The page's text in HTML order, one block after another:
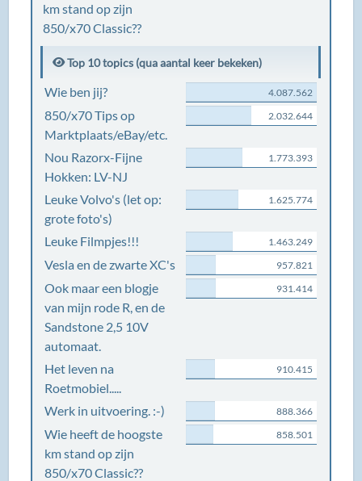
km stand op zijn
850/x70 Classic??
Top 10 topics (qua aantal keer bekeken)
Wie ben jij? 4.087.562
850/x70 Tips op
Marktplaats/eBay/etc.
2.032.644
Nou Razorx-Fijne
Hokken: LV-NJ
1.773.393
Leuke Volvo's (let op:
grote foto's)
1.625.774
Leuke Filmpjes!!! 1.463.249
Vesla en de zwarte XC's 957.821
Ook maar een blogje
van mijn rode R, en de
Sandstone 2,5 10V
automaat.
931.414
Het leven na
Roetmobiel.....
910.415
Werk in uitvoering. :-) 888.366
Wie heeft de hoogste
km stand op zijn
850/x70 Classic??
858.501